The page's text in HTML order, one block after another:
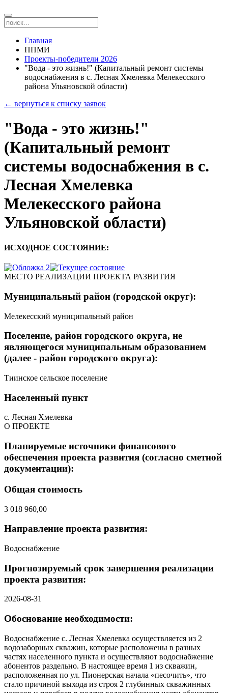
Главная
ППМИ
Проекты-победители 2026
"Вода - это жизнь!" (Капитальный ремонт системы
водоснабжения в с. Лесная Хмелевка Мелекесского
района Ульяновской области)
← вернуться к списку заявок
"Вода - это жизнь!"
(Капитальный ремонт
системы водоснабжения в с.
Лесная Хмелевка
Мелекесского района
Ульяновской области)
ИСХОДНОЕ СОСТОЯНИЕ:
МЕСТО РЕАЛИЗАЦИИ ПРОЕКТА РАЗВИТИЯ
Муниципальный район (городской округ):
Мелекесский муниципальный район
Поселение, район городского округа, не
являющегося муниципальным образованием
(далее - район городского округа):
Тиинское сельское поселение
Населенный пункт
с. Лесная Хмелевка
О ПРОЕКТЕ
Планируемые источники финансового
обеспечения проекта развития (согласно сметной
документации):
Общая стоимость
3 018 960,00
Направление проекта развития:
Водоснабжение
Прогнозируемый срок завершения реализации
проекта развития:
2026-08-31
Обоснование необходимости:
Водоснабжение с. Лесная Хмелевка осуществляется из 2
водозаборных скважин, которые расположены в разных
частях населенного пункта и осуществляют водоснабжение
абонентов раздельно. В настоящее время 1 из скважин,
расположенная по ул. Пионерская начала «песочить», что
стало причиной выхода из строя 2 глубинных скважинных